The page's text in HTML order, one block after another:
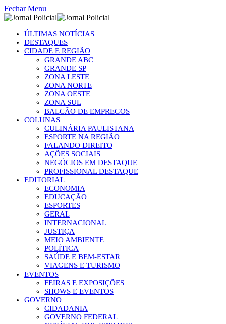
Fechar Menu
ÚLTIMAS NOTÍCIAS
DESTAQUES
CIDADE E REGIÃO
GRANDE ABC
GRANDE SP
ZONA LESTE
ZONA NORTE
ZONA OESTE
ZONA SUL
BALCÃO DE EMPREGOS
COLUNAS
CULINÁRIA PAULISTANA
ESPORTE NA REGIÃO
FALANDO DIREITO
AÇÕES SOCIAIS
NEGÓCIOS EM DESTAQUE
PROFISSIONAL DESTAQUE
EDITORIAL
ECONOMIA
EDUCAÇÃO
ESPORTES
GERAL
INTERNACIONAL
JUSTIÇA
MEIO AMBIENTE
POLÍTICA
SAÚDE E BEM-ESTAR
VIAGENS E TURISMO
EVENTOS
FEIRAS E EXPOSIÇÕES
SHOWS E EVENTOS
GOVERNO
CIDADANIA
GOVERNO FEDERAL